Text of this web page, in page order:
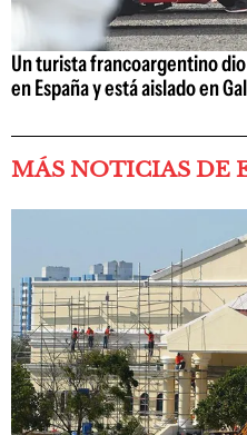
Un turista francoargentino
en España y está aislado en
MÁS NOTICIAS DE